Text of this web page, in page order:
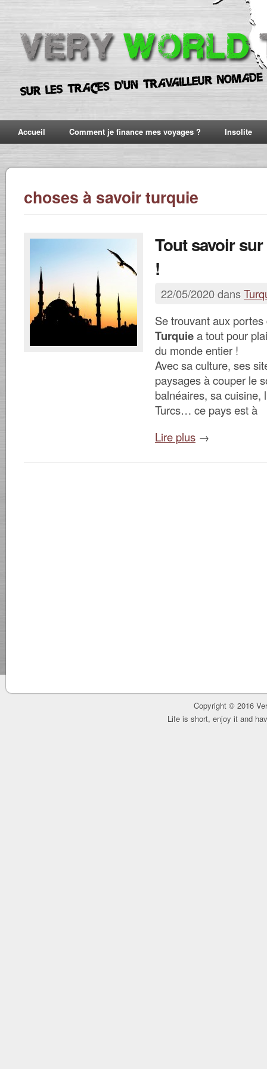
Accueil Comment je finance mes voyages ? Insolite
choses à savoir turquie
Tout savoir
!
22/05/2020 dans
Se trouvant aux portes
Turquiea tout pour
du monde entier !
Avec sa culture, ses
paysages à couper le
balnéaires, sa cuisine,
Turcs… ce pays est à
Lire plus →
Copyright © 2016
Life is short, enjoy it and